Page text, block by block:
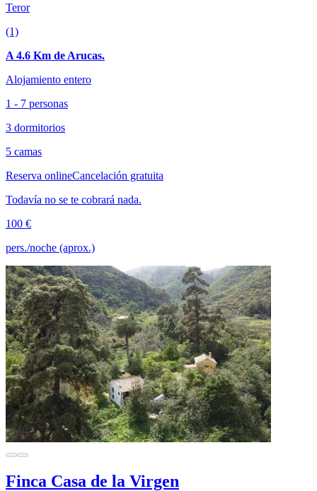
Teror
(1)
A 4.6 Km de Arucas.
Alojamiento entero
1 - 7 personas
3 dormitorios
5 camas
Reserva onlineCancelación gratuita
Todavía no se te cobrará nada.
100 €
pers./noche (aprox.)
Finca Casa de la Virgen